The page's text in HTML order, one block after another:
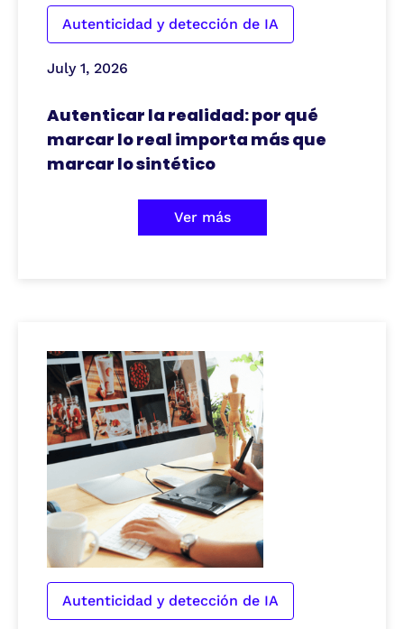
Autenticidad y detección de IA
July 1, 2026
Autenticar la realidad: por qué
marcar lo real importa más que
marcar lo sintético
Ver más
Autenticidad y detección de IA